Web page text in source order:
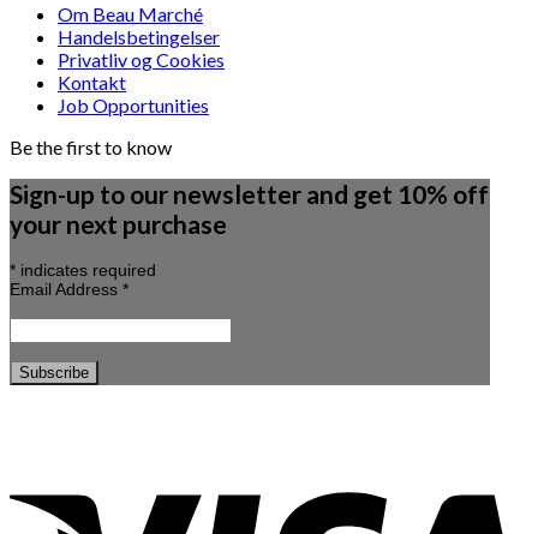
Om Beau Marché
Handelsbetingelser
Privatliv og Cookies
Kontakt
Job Opportunities
Be the first to know
Sign-up to our newsletter and get 10% off
your next purchase
* indicates required
Email Address *